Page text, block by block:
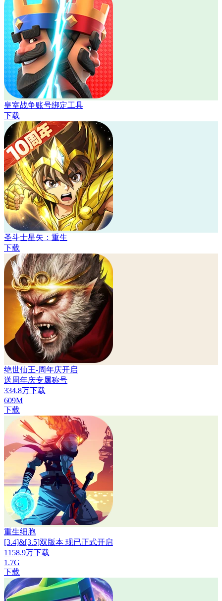
皇室战争账号绑定工具
下载
圣斗士星矢：重生
下载
绝世仙王-周年庆开启
送周年庆专属称号
334.8万下载
609M
下载
重生细胞
[3.4]&[3.5]双版本 现已正式开启
1158.9万下载
1.7G
下载